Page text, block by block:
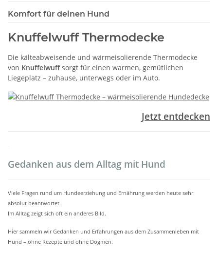
Komfort für deinen Hund
Knuffelwuff Thermodecke
Die kälteabweisende und wärmeisolierende Thermodecke
von Knuffelwuffsorgt für einen warmen, gemütlichen
Liegeplatz – zuhause, unterwegs oder im Auto.
Jetzt entdecken
Gedanken aus dem Alltag mit Hund
Viele Fragen rund um Hundeerziehung und Ernährung werden heute sehr
absolut beantwortet.
Im Alltag zeigt sich oft ein anderes Bild.
Hier sammeln wir Gedanken und Erfahrungen aus dem Zusammenleben mit
Hund – ohne Rezepte und ohne Dogmen.